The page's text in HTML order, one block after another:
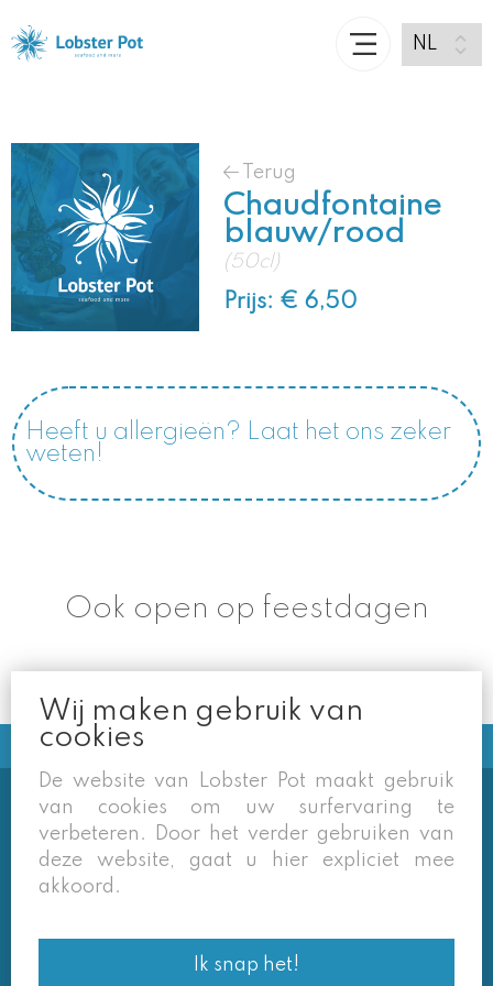
Terug
Chaudfontaine
blauw/rood
(50cl)
Prijs: € 6,50
Heeft u allergieën? Laat het ons zeker
weten!
Ook open op feestdagen
Soms vermelden derden sites
(google/overzichtssites) een tarief dat niet meer
van toepassing is. Enkel de prijzen op onze eigen
recht voor om ook van daar geafficheerde prijzen
af te wijken.
Wij maken gebruik van
cookies
De website van Lobster Pot maakt gebruik
van cookies om uw surfervaring te
verbeteren. Door het verder gebruiken van
deze website, gaat u hier expliciet mee
akkoord.
Ik snap het!